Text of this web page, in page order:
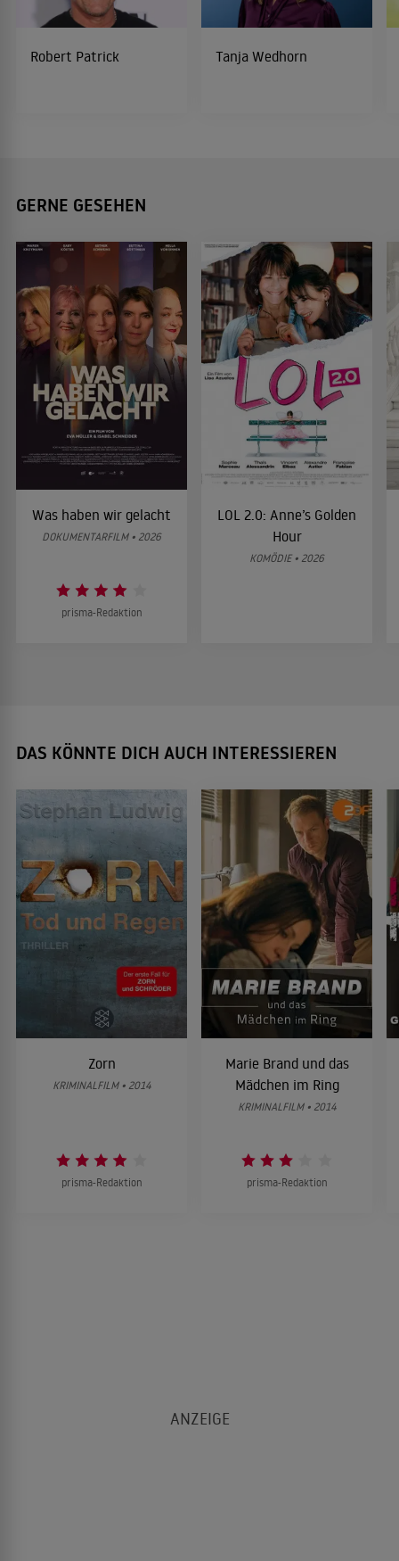
Robert Patrick Tanja Wedhorn
GERNE GESEHEN
Was haben wir gelacht
DOKUMENTARFILM • 2026
prisma-Redaktion
LOL 2.0: Anne’s Golden
Hour
KOMÖDIE • 2026
DAS KÖNNTE DICH AUCH INTERESSIEREN
Zorn
KRIMINALFILM • 2014
prisma-Redaktion
Marie Brand und das
Mädchen im Ring
KRIMINALFILM • 2014
prisma-Redaktion